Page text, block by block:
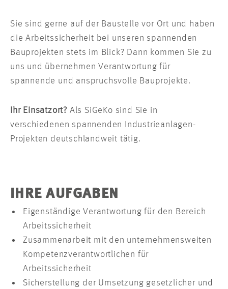
Sie sind gerne auf der Baustelle vor Ort und haben
die Arbeitssicherheit bei unseren spannenden
Bauprojekten stets im Blick? Dann kommen Sie zu
uns und übernehmen Verantwortung für
spannende und anspruchsvolle Bauprojekte.
Ihr Einsatzort? Als SiGeKo sind Sie in
verschiedenen spannenden Industrieanlagen-
Projekten deutschlandweit tätig.
IHRE AUFGABEN
Eigenständige Verantwortung für den Bereich
Arbeitssicherheit
Zusammenarbeit mit den unternehmensweiten
Kompetenzverantwortlichen für
Arbeitssicherheit
Sicherstellung der Umsetzung gesetzlicher und